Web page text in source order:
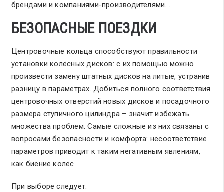
брендами и компаниями-производителями. .
БЕЗОПАСНЫЕ ПОЕЗДКИ
Центровочные кольца способствуют правильности
установки колёсных дисков: с их помощью можно
произвести замену штатных дисков на литые, устранив
разницу в параметрах. Добиться полного соответствия
центровочных отверстий новых дисков и посадочного
размера ступичного цилиндра – значит избежать
множества проблем. Самые сложные из них связаны с
вопросами безопасности и комфорта: несоответствие
параметров приводит к таким негативным явлениям,
как биение колёс.
При выборе следует: